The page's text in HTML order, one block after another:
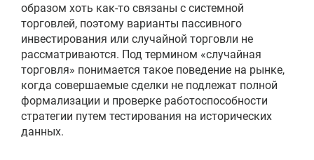
образом хоть как-то связаны с системной
торговлей, поэтому варианты пассивного
инвестирования или случайной торговли не
рассматриваются. Под термином «случайная
торговля» понимается такое поведение на рынке,
когда совершаемые сделки не подлежат полной
формализации и проверке работоспособности
стратегии путем тестирования на исторических
данных.